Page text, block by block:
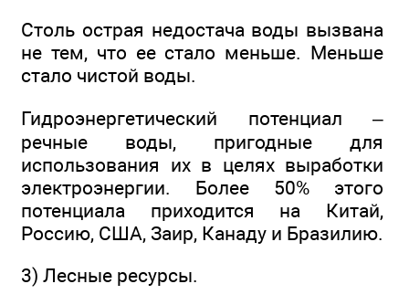
Столь острая недостача воды вызвана
не тем, что ее стало меньше. Меньше
стало чистой воды.
Гидроэнергетический потенциал –
речные воды, пригодные для
использования их в целях выработки
электроэнергии. Более 50% этого
потенциала приходится на Китай,
Россию, США, Заир, Канаду и Бразилию.
3) Лесные ресурсы.